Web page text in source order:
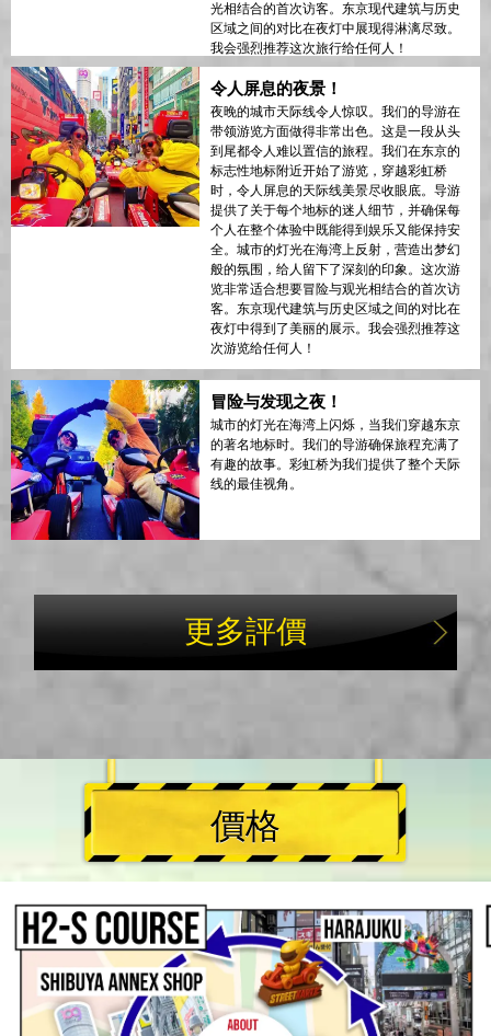
光相结合的首次访客。东京现代建筑与历史
区域之间的对比在夜灯中展现得淋漓尽致。
我会强烈推荐这次旅行给任何人！
令人屏息的夜景！
夜晚的城市天际线令人惊叹。我们的导游在
带领游览方面做得非常出色。这是一段从头
到尾都令人难以置信的旅程。我们在东京的
标志性地标附近开始了游览，穿越彩虹桥
时，令人屏息的天际线美景尽收眼底。导游
提供了关于每个地标的迷人细节，并确保每
个人在整个体验中既能得到娱乐又能保持安
全。城市的灯光在海湾上反射，营造出梦幻
般的氛围，给人留下了深刻的印象。这次游
览非常适合想要冒险与观光相结合的首次访
客。东京现代建筑与历史区域之间的对比在
夜灯中得到了美丽的展示。我会强烈推荐这
次游览给任何人！
冒险与发现之夜！
城市的灯光在海湾上闪烁，当我们穿越东京
的著名地标时。我们的导游确保旅程充满了
有趣的故事。彩虹桥为我们提供了整个天际
线的最佳视角。
更多評價
價格